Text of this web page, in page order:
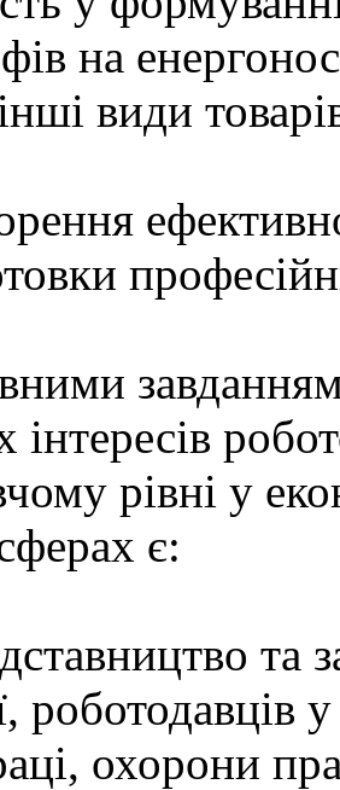
на
види
інтересів
рівні у
є:
та
роботодавців
охорони